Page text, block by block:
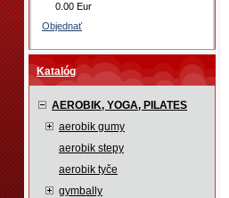
0.00 Eur
Objednať
Katalóg
AEROBIK, YOGA, PILATES
aerobik gumy
aerobik stepy
aerobik tyče
gymbally